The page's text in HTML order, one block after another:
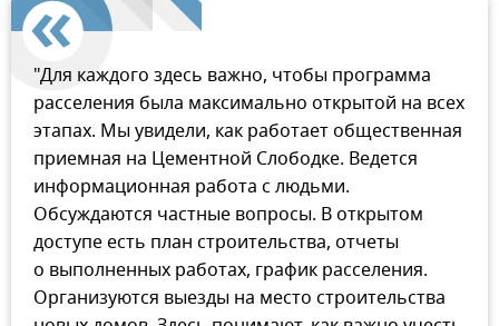
"Для каждого здесь важно, чтобы программа
расселения была максимально открытой на всех
этапах. Мы увидели, как работает общественная
приемная на Цементной Слободке. Ведется
информационная работа с людьми.
Обсуждаются частные вопросы. В открытом
доступе есть план строительства, отчеты
о выполненных работах, график расселения.
Организуются выезды на место строительства